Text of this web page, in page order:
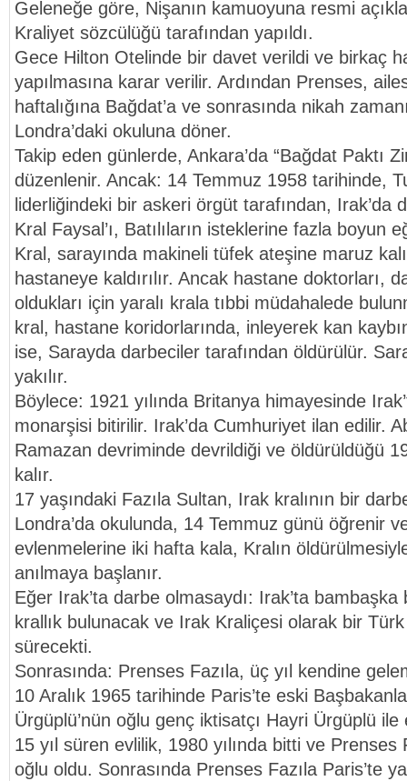
Geleneğe göre, Nişanın kamuoyuna resmi
Kraliyet sözcülüğü tarafından yapıldı.
Gece Hilton Otelinde bir davet verildi ve birkaç
yapılmasına karar verilir. Ardından Prenses,
haftalığına Bağdat’a ve sonrasında nikah
Londra’daki okuluna döner.
Takip eden günlerde, Ankara’da “Bağdat Paktı
düzenlenir. Ancak: 14 Temmuz 1958 tarihinde,
liderliğindeki bir askeri örgüt tarafından, Irak’da
Kral Faysal’ı, Batılıların isteklerine fazla boyun
Kral, sarayında makineli tüfek ateşine maruz
hastaneye kaldırılır. Ancak hastane doktorları,
oldukları için yaralı krala tıbbi müdahalede
kral, hastane koridorlarında, inleyerek kan
ise, Sarayda darbeciler tarafından öldürülür.
yakılır.
Böylece: 1921 yılında Britanya himayesinde
monarşisi bitirilir. Irak’da Cumhuriyet ilan edilir.
Ramazan devriminde devrildiği ve öldürüldüğü
kalır.
17 yaşındaki Fazıla Sultan, Irak kralının bir
Londra’da okulunda, 14 Temmuz günü öğrenir
evlenmelerine iki hafta kala, Kralın
anılmaya başlanır.
Eğer Irak’ta darbe olmasaydı: Irak’ta
krallık bulunacak ve Irak Kraliçesi olarak bir
sürecekti.
Sonrasında: Prenses Fazıla, üç yıl kendine
10 Aralık 1965 tarihinde Paris’te eski
Ürgüplü’nün oğlu genç iktisatçı Hayri Ürgüplü ile
15 yıl süren evlilik, 1980 yılında bitti ve Prenses
oğlu oldu. Sonrasında Prenses Fazıla Paris’te